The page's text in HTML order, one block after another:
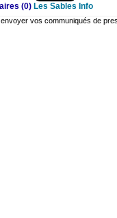
(0) Les Sables Info
vos communiqués de